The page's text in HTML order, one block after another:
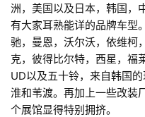
洲，美国以及日本，韩国，
有大家耳熟能详的品牌车型
驰，曼恩，沃尔沃，依维柯
克，彼得比尔特，西星，福
UD以及五十铃，来自韩国
淮和苇渡。再加上一些改装
个展馆显得特别拥挤。